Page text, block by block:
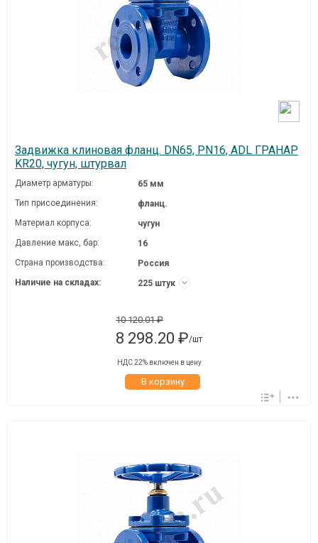
Задвижка клиновая фланц. DN65, PN16, ADL ГРАНАР
KR20, чугун, штурвал
Диаметр арматуры:
65 мм
Тип присоединения:
фланц.
Материал корпуса:
чугун
Давление макc, бар:
16
Страна производства:
Россия
Наличие на складах:
225 штук
10 120.01 ₽
8 298.20 ₽/шт
НДС 22% включен в цену
В корзину